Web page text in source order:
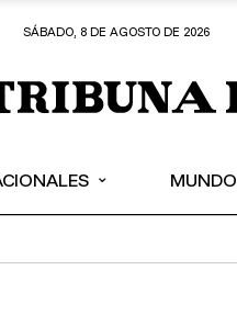
SÁBADO, 8 DE AGOSTO DE 2026
⌄ MUNDO